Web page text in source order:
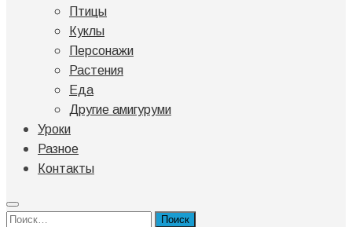
Птицы
Куклы
Персонажи
Растения
Еда
Другие амигуруми
Уроки
Разное
Контакты
Найти: